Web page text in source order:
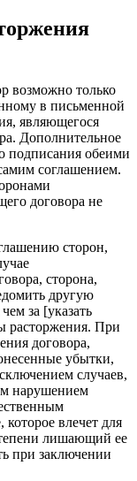
возможно только
в письменной
являющегося
Дополнительное
подписания обеими
соглашением.
договора не
сторон,
сторона,
другую
за [указать
расторжения. При
договора,
убытки,
случаев,
нарушением
влечет для
лишающий ее
при заключении